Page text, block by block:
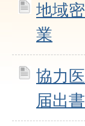
地域
業
協力
届出